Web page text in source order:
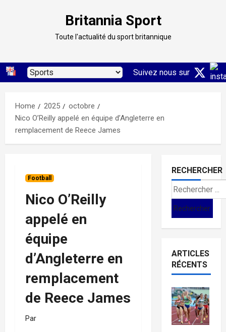
Britannia Sport
Toute l'actualité du sport britannique
Suivez nous sur
Home 2025
octobre
Nico O’Reilly appelé en équipe d’Angleterre en
remplacement de Reece James
Football
Nico O’Reilly
appelé en
équipe
d’Angleterre en
remplacement
de Reece James
Par
RECHERCHER
Search
for:
ARTICLES
RÉCENTS